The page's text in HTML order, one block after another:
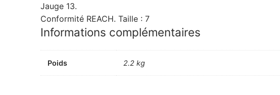
Jauge 13.
Conformité REACH. Taille : 7
Informations complémentaires
Poids 2.2 kg